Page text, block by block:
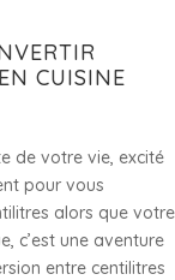
CUISINE
de votre vie, excité
pour vous
alors que votre
c’est une aventure
entre centilitres